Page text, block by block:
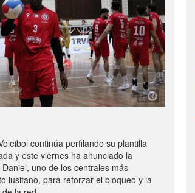
continúa perfilando su plantilla
y este viernes ha anunciado la
uno de los centrales más
lusitano, para reforzar el bloqueo y la